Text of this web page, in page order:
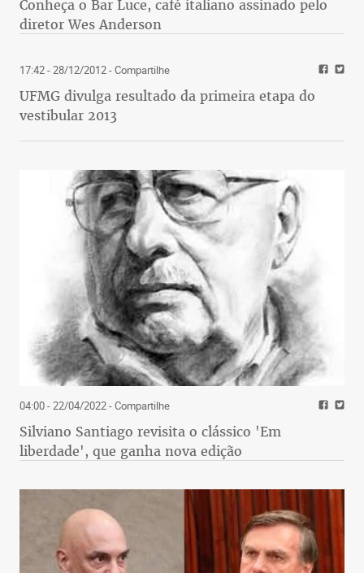
Conheça o Bar Luce, café italiano assinado pelo
diretor Wes Anderson
17:42 - 28/12/2012- Compartilhe
UFMG divulga resultado da primeira etapa do
vestibular 2013
04:00 - 22/04/2022- Compartilhe
Silviano Santiago revisita o clássico 'Em
liberdade', que ganha nova edição